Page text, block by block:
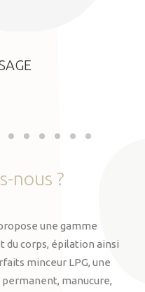
nous ?
une gamme
du corps, épilation ainsi
minceur LPG, une
manucure,